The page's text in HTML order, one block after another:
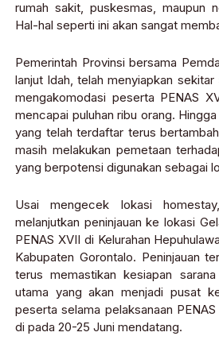
rumah sakit, puskesmas, maupun
Hal-hal seperti ini akan sangat
Pemerintah Provinsi bersama
lanjut Idah, telah menyiapkan
mengakomodasi peserta PENAS
mencapai puluhan ribu orang.
yang telah terdaftar terus
masih melakukan pemetaan
yang berpotensi digunakan sebagai
Usai mengecek lokasi
melanjutkan peninjauan ke lokasi
PENAS XVII di Kelurahan
Kabupaten Gorontalo. Peninjauan
terus memastikan kesiapan
utama yang akan menjadi pusat
peserta selama pelaksanaan
di pada 20-25 Juni mendatang.